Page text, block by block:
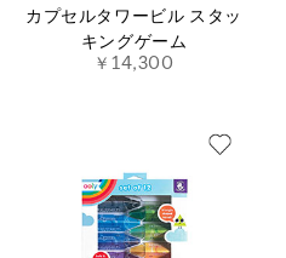
カプセルタワービル スタッ
キングゲーム
￥14,300